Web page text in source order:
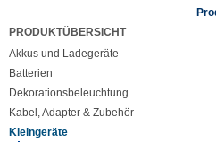
PRODUKTÜBERSICHT
Akkus und Ladegeräte
Batterien
Dekorationsbeleuchtung
Kabel, Adapter & Zubehör
Kleingeräte